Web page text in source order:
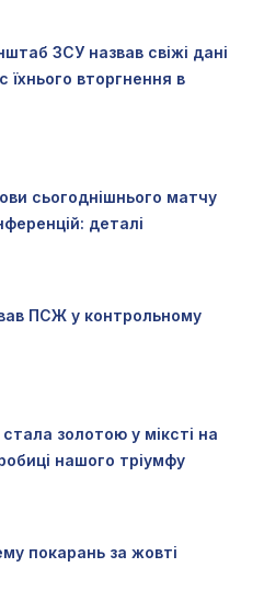
ЗСУ назвав свіжі дані
їхнього вторгнення в
сьогоднішнього матчу
деталі
ПСЖ у контрольному
золотою у міксті на
нашого тріумфу
покарань за жовті